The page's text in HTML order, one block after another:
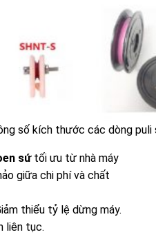
số kích thước các dòng
sứtối ưu từ nhà máy
giữa chi phí và chất
thiểu tỷ lệ dừng máy.
liên tục.